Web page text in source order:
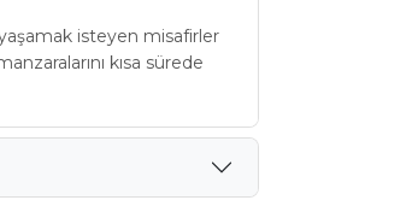
isteyen misafirler
kısa sürede